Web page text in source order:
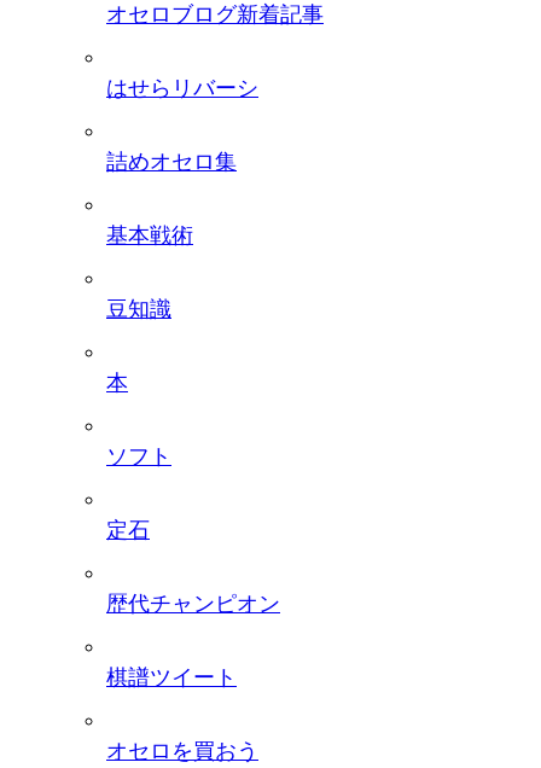
オセロブログ新着記事
はせらリバーシ
詰めオセロ集
基本戦術
豆知識
本
ソフト
定石
歴代チャンピオン
棋譜ツイート
オセロを買おう